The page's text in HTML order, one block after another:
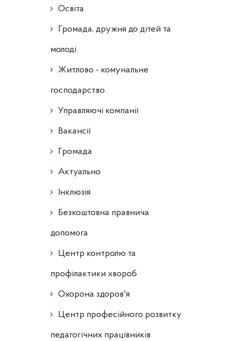
Освіта
Громада, дружня до дітей та
молоді
Житлово - комунальне
господарство
Управляючі компанії
Ваканcії
Громада
Актуально
Інклюзія
Безкоштовна правнича
допомога
Центр контролю та
профілактики хвороб
Охорона здоров'я
Центр професійного розвитку
педагогічних працівників